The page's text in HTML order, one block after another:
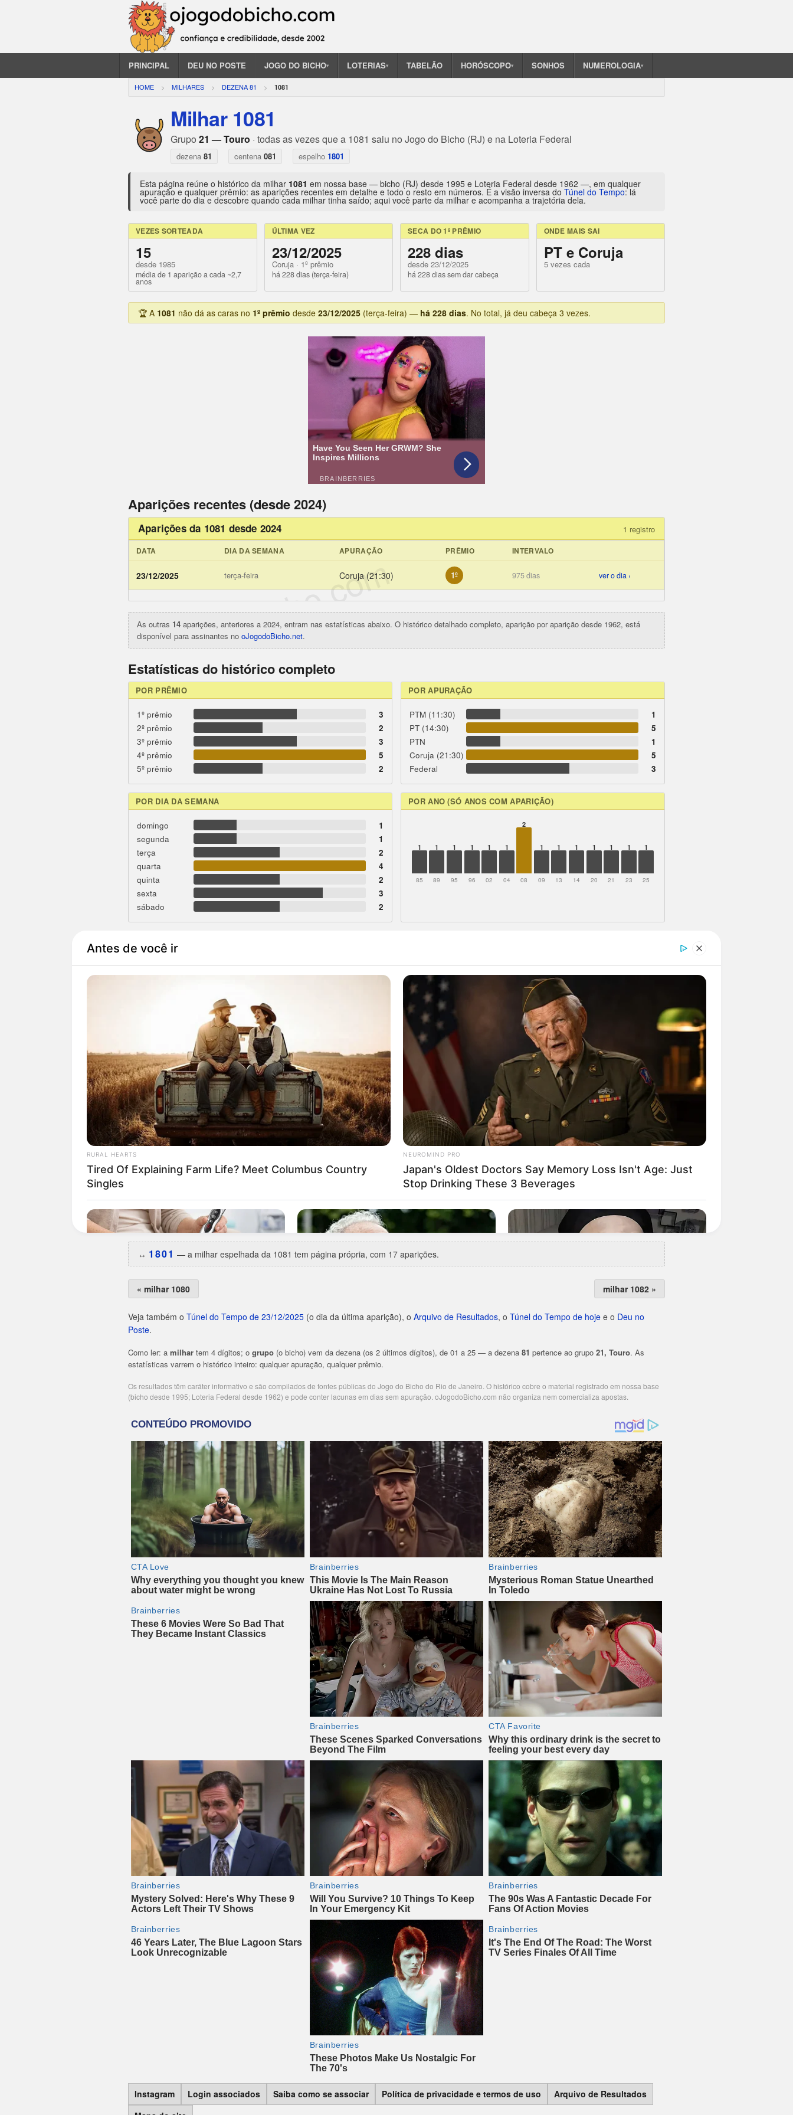
PRINCIPAL DEU NO POSTE JOGO DO BICHO▾ LOTERIAS▾ TABELÃO HORÓSCOPO▾ SONHOS NUMEROLOGIA▾
HOME MILHARES DEZENA 81 1081
Milhar 1081
Grupo 21 — Touro · todas as vezes que a 1081 saiu no Jogo do Bicho (RJ) e na Loteria Federal
dezena 81 centena 081 espelho 1801
Esta página reúne o histórico da milhar 1081 em nossa base — bicho (RJ) desde 1995 e Loteria Federal desde 1962 —, em qualquer
apuração e qualquer prêmio: as aparições recentes em detalhe e todo o resto em números. É a visão inversa do Túnel do Tempo: lá
você parte do dia e descobre quando cada milhar tinha saído; aqui você parte da milhar e acompanha a trajetória dela.
VEZES SORTEADA
15
desde 1985
média de 1 aparição a cada ~2,7
anos
ÚLTIMA VEZ
23/12/2025
Coruja · 1º prêmio
há 228 dias (terça-feira)
SECA DO 1º PRÊMIO
228 dias
desde 23/12/2025
há 228 dias sem dar cabeça
ONDE MAIS SAI
PT e Coruja
5 vezes cada
🏆 A 1081 não dá as caras no 1º prêmio desde 23/12/2025 (terça-feira) — há 228 dias. No total, já deu cabeça 3 vezes.
Aparições recentes (desde 2024)
Aparições da 1081 desde 2024 1 registro
DATA DIA DA SEMANA APURAÇÃO PRÊMIO INTERVALO
23/12/2025 terça-feira Coruja (21:30) 1º 975 dias ver o dia ›
ojogodobicho.com
As outras 14 aparições, anteriores a 2024, entram nas estatísticas abaixo. O histórico detalhado completo, aparição por aparição desde 1962, está
disponível para assinantes no oJogodoBicho.net.
Estatísticas do histórico completo
POR PRÊMIO
1º prêmio
3
2º prêmio
2
3º prêmio
3
4º prêmio
5
5º prêmio
2
POR APURAÇÃO
PTM (11:30)
1
PT (14:30)
5
PTN
1
Coruja (21:30)
5
Federal
3
POR DIA DA SEMANA
domingo
1
segunda
1
terça
2
quarta
4
quinta
2
sexta
3
sábado
2
POR ANO (SÓ ANOS COM APARIÇÃO)
1 1 1 1 1 1
2
1 1 1 1 1 1 1
85 89 95 96 02 04 08 09 13 14 20 21 23 25
Curiosidades da 1081
O dia da semana preferido équarta-feira , com 4 aparições em 15.
Estreou na base em22/06/1985 (Federal, 3º prêmio).
(há cerca de 6 anos de silêncio), entre 30/05/2014 e 18/08/2020.
Melhor ano:2008, com 2 aparições.
Proclamação da República(15/11/1995).
Uma das aparições caiu em data especial:Dia de São Jorge(23/04/2023).
A irmã espelhada1801saiu17 vezes — a última em 22/12/2025.
↔️ 1801 — a milhar espelhada da 1081 tem página própria, com 17 aparições.
« milhar 1080 milhar 1082 »
Veja também o Túnel do Tempo de 23/12/2025 (o dia da última aparição), o Arquivo de Resultados, o Túnel do Tempo de hoje e o Deu no
Poste.
Como ler: a milhar tem 4 dígitos; o grupo (o bicho) vem da dezena (os 2 últimos dígitos), de 01 a 25 — a dezena 81 pertence ao grupo 21, Touro. As
estatísticas varrem o histórico inteiro: qualquer apuração, qualquer prêmio.
Os resultados têm caráter informativo e são compilados de fontes públicas do Jogo do Bicho do Rio de Janeiro. O histórico cobre o material registrado em nossa base
(bicho desde 1995; Loteria Federal desde 1962) e pode conter lacunas em dias sem apuração. oJogodoBicho.com não organiza nem comercializa apostas.
Publicidade
Instagram Login associados Saiba como se associar Política de privacidade e termos de uso
Arquivo de Resultados